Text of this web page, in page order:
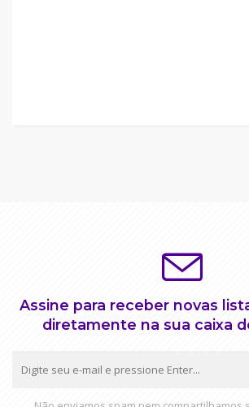
Assine para receber novas
diretamente na sua caixa